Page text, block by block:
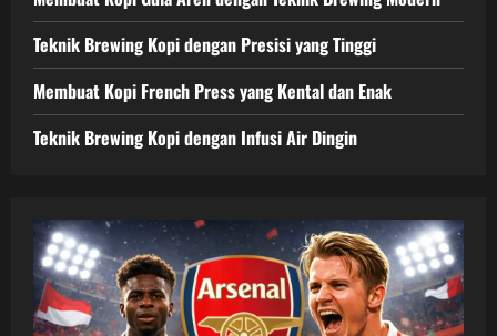
Teknik Brewing Kopi dengan Presisi yang Tinggi
Membuat Kopi French Press yang Kental dan Enak
Teknik Brewing Kopi dengan Infusi Air Dingin